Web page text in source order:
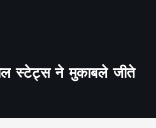
स्टेट्स ने मुकाबले जीते